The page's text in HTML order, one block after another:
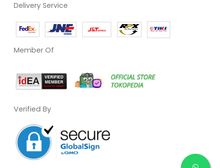
Delivery Service
Member Of
Verified By